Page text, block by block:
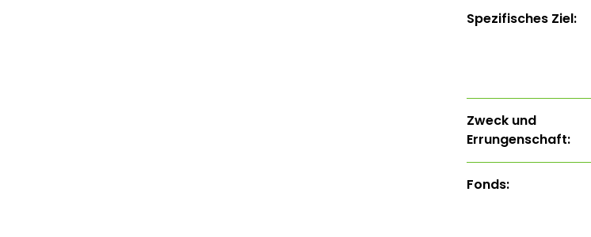
Spezifisches Ziel:
Zweck und
Errungenschaft:
Fonds: